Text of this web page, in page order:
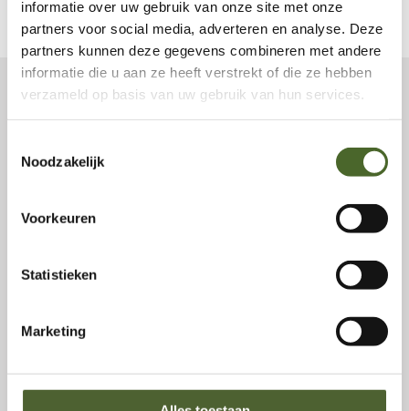
informatie over uw gebruik van onze site met onze
partners voor social media, adverteren en analyse. Deze
partners kunnen deze gegevens combineren met andere
informatie die u aan ze heeft verstrekt of die ze hebben
verzameld op basis van uw gebruik van hun services.
Noodzakelijk
Voorkeuren
Statistieken
Marketing
Onze referenties